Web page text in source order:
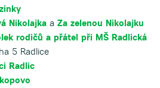
Nikolajkaa Za zelenou Nikolajku
rodičů a přátel při MŠ Radlická
5 Radlice
Radlic